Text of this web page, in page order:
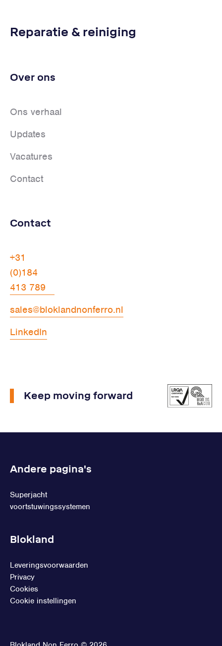
Reparatie & reiniging
Over ons
Ons verhaal
Updates
Vacatures
Contact
Contact
+31
(0)184
413 789
sales@bloklandnonferro.nl
LinkedIn
Keep moving forward
Andere pagina's
Superjacht
voortstuwingssystemen
Blokland
Leveringsvoorwaarden
Privacy
Cookies
Cookie instellingen